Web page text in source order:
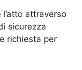
attraverso
sicurezza
richiesta per